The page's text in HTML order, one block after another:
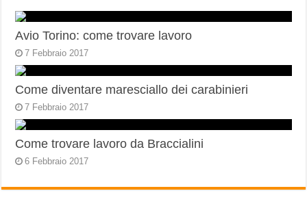
Avio Torino: come trovare lavoro
7 Febbraio 2017
Come diventare maresciallo dei carabinieri
7 Febbraio 2017
Come trovare lavoro da Braccialini
6 Febbraio 2017